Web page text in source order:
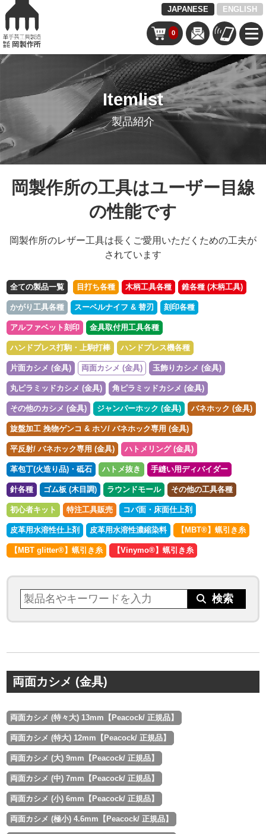
JAPANESE ENGLISH
0
Itemlist
製品紹介
岡製作所の工具はユーザー目線
の性能です
岡製作所のレザー工具は長くご愛用いただくための工夫が
されています
全ての製品一覧 目打ち各種 木柄工具各種 錐各種 (木柄工具)
かがり工具各種 スーベルナイフ & 替刃 刻印各種
アルファベット刻印 金具取付用工具各種
ハンドプレス打駒・上駒打棒 ハンドプレス機各種
片面カシメ (金具) 両面カシメ (金具) 玉飾りカシメ (金具)
丸ピラミッドカシメ (金具) 角ピラミッドカシメ (金具)
その他のカシメ (金具) ジャンパーホック (金具) バネホック (金具)
旋盤加工 挽物ゲンコ & ホソ/ バネホック専用 (金具)
平反射/ バネホック専用 (金具) ハトメリング (金具)
革包丁(火造り品)・砥石 ハトメ抜き 手縫い用ディバイダー
針各種 ゴム板 (木目調) ラウンドモール その他の工具各種
初心者キット 特注工具販売 コバ面・床面仕上剤
皮革用水溶性仕上剤 皮革用水溶性濃縮染料 【MBT®︎】蝋引き糸
【MBT glitter®︎】蝋引き糸 【Vinymo®︎】蝋引き糸
両面カシメ (金具)
両面カシメ (特々大) 13mm【Peacock/ 正規品】
両面カシメ (特大) 12mm【Peacock/ 正規品】
両面カシメ (大) 9mm【Peacock/ 正規品】
両面カシメ (中) 7mm【Peacock/ 正規品】
両面カシメ (小) 6mm【Peacock/ 正規品】
両面カシメ (極小) 4.6mm【Peacock/ 正規品】